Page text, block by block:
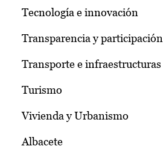
Tecnología e innovación
Transparencia y participación
Transporte e infraestructuras
Turismo
Vivienda y Urbanismo
Albacete